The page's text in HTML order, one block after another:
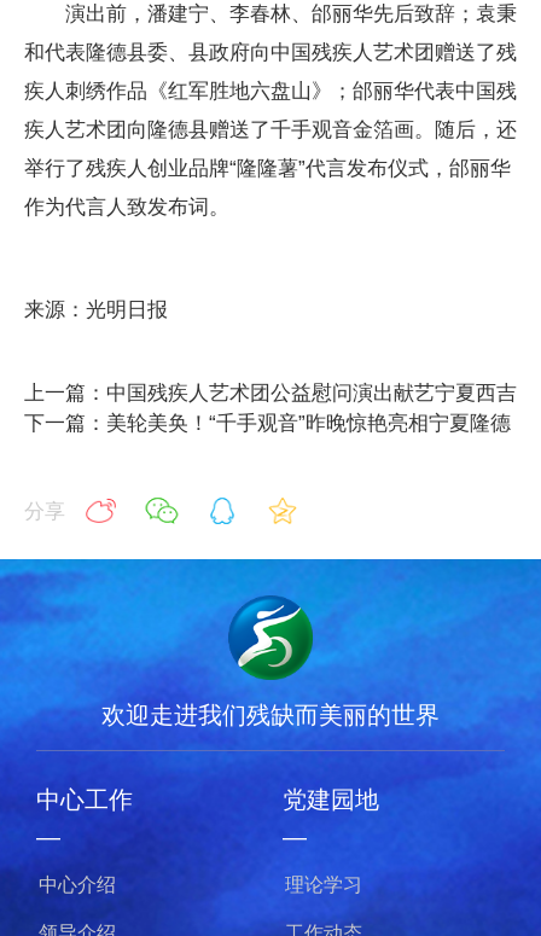
演出前，潘建宁、李春林、邰丽华先后致辞；袁秉
和代表隆德县委、县政府向中国残疾人艺术团赠送了残
疾人刺绣作品《红军胜地六盘山》；邰丽华代表中国残
疾人艺术团向隆德县赠送了千手观音金箔画。随后，还
举行了残疾人创业品牌“隆隆薯”代言发布仪式，邰丽华
作为代言人致发布词。
来源：光明日报
上一篇：中国残疾人艺术团公益慰问演出献艺宁夏西吉
下一篇：美轮美奂！“千手观音”昨晚惊艳亮相宁夏隆德
分享
欢迎走进我们残缺而美丽的世界
中心工作
—
中心介绍
党建园地
—
理论学习